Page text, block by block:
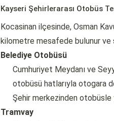
Kayseri Şehirlerarası Otobüs
Kocasinan ilçesinde, Osman
kilometre mesafede bulunur ve
Belediye Otobüsü
Cumhuriyet Meydanı ve
otobüsü hatlarıyla otogara
Şehir merkezinden
Tramvay